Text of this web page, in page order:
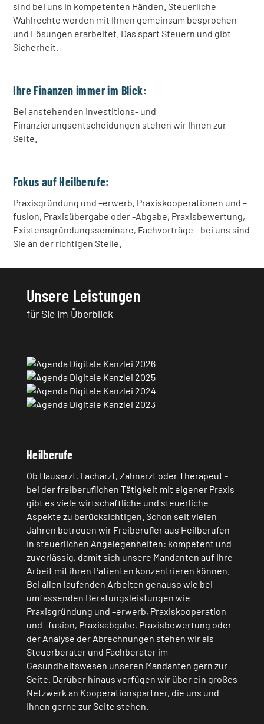
sind bei uns in kompetenten Händen. Steuerliche
Wahlrechte werden mit Ihnen gemeinsam besprochen
und Lösungen erarbeitet. Das spart Steuern und gibt
Sicherheit.
Ihre Finanzen immer im Blick:
Bei anstehenden Investitions- und
Finanzierungsentscheidungen stehen wir Ihnen zur
Seite.
Fokus auf Heilberufe:
Praxisgründung und –erwerb, Praxiskooperationen und –
fusion, Praxisübergabe oder -Abgabe, Praxisbewertung,
Existensgründungsseminare, Fachvorträge - bei uns sind
Sie an der richtigen Stelle.
Unsere Leistungen
für Sie im Überblick
Heilberufe
Ob Hausarzt, Facharzt, Zahnarzt oder Therapeut -
bei der freiberuﬂichen Tätigkeit mit eigener Praxis
gibt es viele wirtschaftliche und steuerliche
Aspekte zu berücksichtigen. Schon seit vielen
Jahren betreuen wir Freiberuﬂer aus Heilberufen
in steuerlichen Angelegenheiten: kompetent und
zuverlässig, damit sich unsere Mandanten auf Ihre
Arbeit mit ihren Patienten konzentrieren können.
Bei allen laufenden Arbeiten genauso wie bei
umfassenden Beratungsleistungen wie
Praxisgründung und –erwerb, Praxiskooperation
und –fusion, Praxisabgabe, Praxisbewertung oder
der Analyse der Abrechnungen stehen wir als
Steuerberater und Fachberater im
Gesundheitswesen unseren Mandanten gern zur
Seite. Darüber hinaus verfügen wir über ein großes
Netzwerk an Kooperationspartner, die uns und
Ihnen gerne zur Seite stehen.